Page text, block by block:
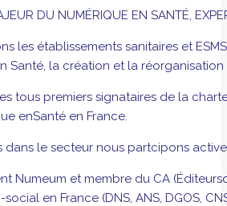
DU NUMÉRIQUE EN SANTÉ,
les établissements sanitaires et
Santé, la création et la
tous premiers signataires de la
enSanté en France.
dans le secteur nous partcipons
Numeum et membre du CA
en France (DNS, ANS, DGOS,